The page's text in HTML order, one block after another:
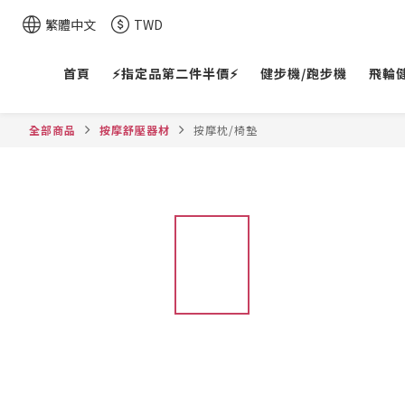
繁體中文 TWD
首頁 ⚡指定品第二件半價⚡ 健步機/跑步機 飛輪
全部商品 按摩舒壓器材 按摩枕/椅墊